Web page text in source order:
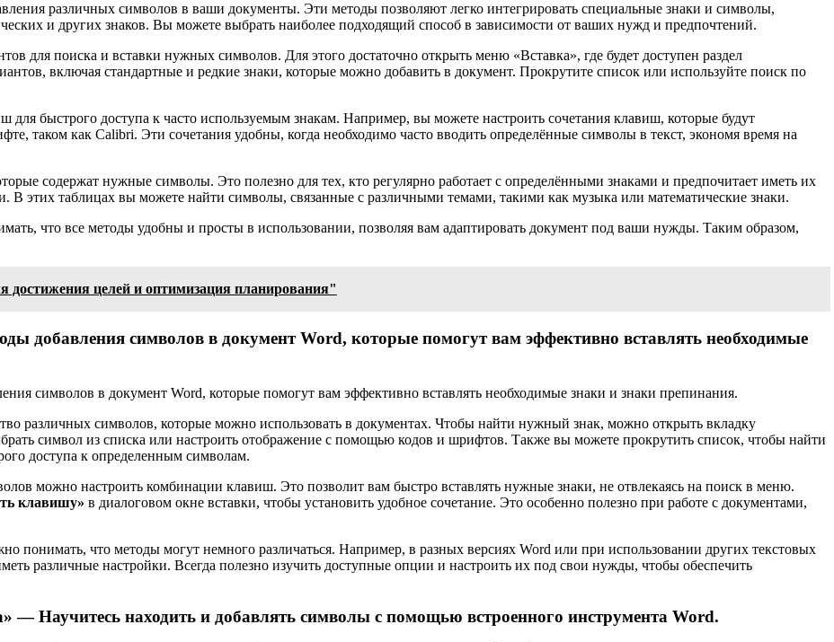
различных символов в ваши документы. Эти методы позволяют легко интегрировать специальные знаки и символы,
и других знаков. Вы можете выбрать наиболее подходящий способ в зависимости от ваших нужд и предпочтений.
для поиска и вставки нужных символов. Для этого достаточно открыть меню «Вставка», где будет доступен раздел
включая стандартные и редкие знаки, которые можно добавить в документ. Прокрутите список или используйте поиск по
быстрого доступа к часто используемым знакам. Например, вы можете настроить сочетания клавиш, которые будут
таком как Calibri. Эти сочетания удобны, когда необходимо часто вводить определённые символы в текст, экономя время на
содержат нужные символы. Это полезно для тех, кто регулярно работает с определёнными знаками и предпочитает иметь их
В этих таблицах вы можете найти символы, связанные с различными темами, такими как музыка или математические знаки.
что все методы удобны и просты в использовании, позволяя вам адаптировать документ под ваши нужды. Таким образом,
достижения целей и оптимизация планирования"
добавления символов в документ Word, которые помогут вам эффективно вставлять необходимые
различных символов, которые можно использовать в документах. Чтобы найти нужный знак, можно открыть вкладку
символ из списка или настроить отображение с помощью кодов и шрифтов. Также вы можете прокрутить список, чтобы найти
доступа к определенным символам.
можно настроить комбинации клавиш. Это позволит вам быстро вставлять нужные знаки, не отвлекаясь на поиск в меню.
клавишу» в диалоговом окне вставки, чтобы установить удобное сочетание. Это особенно полезно при работе с документами,
понимать, что методы могут немного различаться. Например, в разных версиях Word или при использовании других текстовых
различные настройки. Всегда полезно изучить доступные опции и настроить их под свои нужды, чтобы обеспечить
— Научитесь находить и добавлять символы с помощью встроенного инструмента Word.